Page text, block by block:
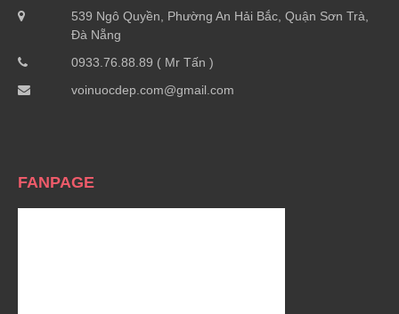
539 Ngô Quyền, Phường An Hải Bắc, Quận Sơn Trà,
Đà Nẵng
0933.76.88.89 ( Mr Tấn )
voinuocdep.com@gmail.com
FANPAGE